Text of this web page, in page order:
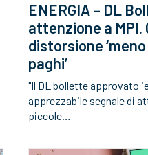
ENERGIA – DL
attenzione a
distorsione
paghi’
"Il DL bollette approvato
apprezzabile segnale di
piccole…